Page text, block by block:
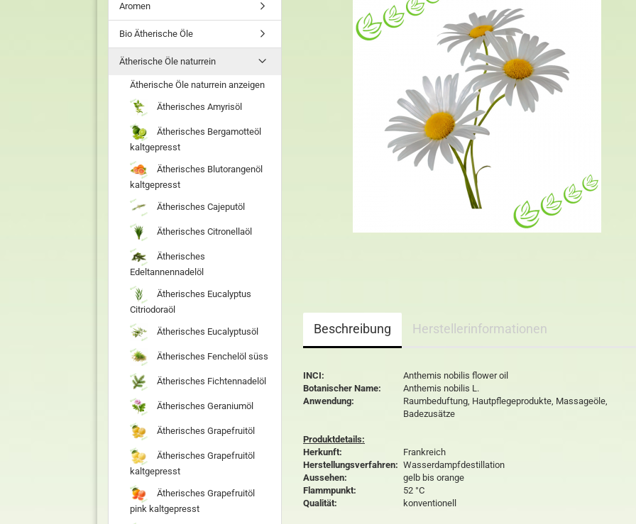
Beschreibung Herstellerinformationen
INCI:
Anthemis nobilis flower oil
Botanischer Name:
Anthemis nobilis L.
Anwendung:
Raumbeduftung, Hautpflegeprodukte, Massageöle,
Badezusätze
Produktdetails:
Herkunft:
Frankreich
Herstellungsverfahren: Wasserdampfdestillation
Aussehen:
gelb bis orange
Flammpunkt:
52 °C
Qualität:
konventionell
Aromen
Bio Ätherische Öle
Ätherische Öle naturrein
Ätherische Öle naturrein anzeigen
Ätherisches Amyrisöl
Ätherisches Bergamotteöl
kaltgepresst
Ätherisches Blutorangenöl
kaltgepresst
Ätherisches Cajeputöl
Ätherisches Citronellaöl
Ätherisches
Edeltannennadelöl
Ätherisches Eucalyptus
Citriodoraöl
Ätherisches Eucalyptusöl
Ätherisches Fenchelöl süss
Ätherisches Fichtennadelöl
Ätherisches Geraniumöl
Ätherisches Grapefruitöl
Ätherisches Grapefruitöl
kaltgepresst
Ätherisches Grapefruitöl
pink kaltgepresst